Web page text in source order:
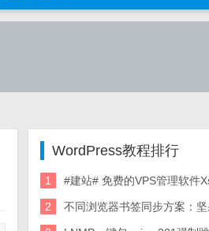
WordPress教程排行
1 #建站# 免费的VPS管理软件Xshell8/
2 不同浏览器书签同步方案：坚果云